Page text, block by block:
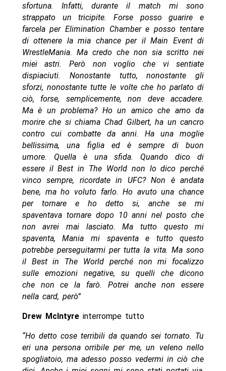
sfortuna. Infatti, durante il match mi sono
strappato un tricipite. Forse posso guarire e
farcela per Elimination Chamber e posso tentare
di ottenere la mia chance per il Main Event di
WrestleMania. Ma credo che non sia scritto nei
miei astri. Però non voglio che vi sentiate
dispiaciuti. Nonostante tutto, nonostante gli
sforzi, nonostante tutte le volte che ho parlato di
ciò, forse, semplicemente, non deve accadere.
Ma è un problema? Ho un amico che amo da
morire che si chiama Chad Gilbert, ha un cancro
contro cui combatte da anni. Ha una moglie
bellissima, una figlia ed è sempre di buon
umore. Quella è una sfida. Quando dico di
essere il Best in The World non lo dico perché
vinco sempre, ricordate in UFC? Non è andata
bene, ma ho voluto farlo. Ho avuto una chance
per tornare e ho detto si, anche se mi
spaventava tornare dopo 10 anni nel posto che
non avrei mai lasciato. Ma tutto questo mi
spaventa, Mania mi spaventa e tutto questo
potrebbe perseguitarmi per tutta la vita. Ma sono
il Best in The World perché non mi focalizzo
sulle emozioni negative, su quelli che dicono
che non ce la farò. Potrei anche non essere
nella card, però”
Drew McIntyreinterrompe tutto
“Ho detto cose terribili da quando sei tornato. Tu
eri una persona orribile per me, un veleno nello
spogliatoio, ma adesso posso vedermi in ciò che